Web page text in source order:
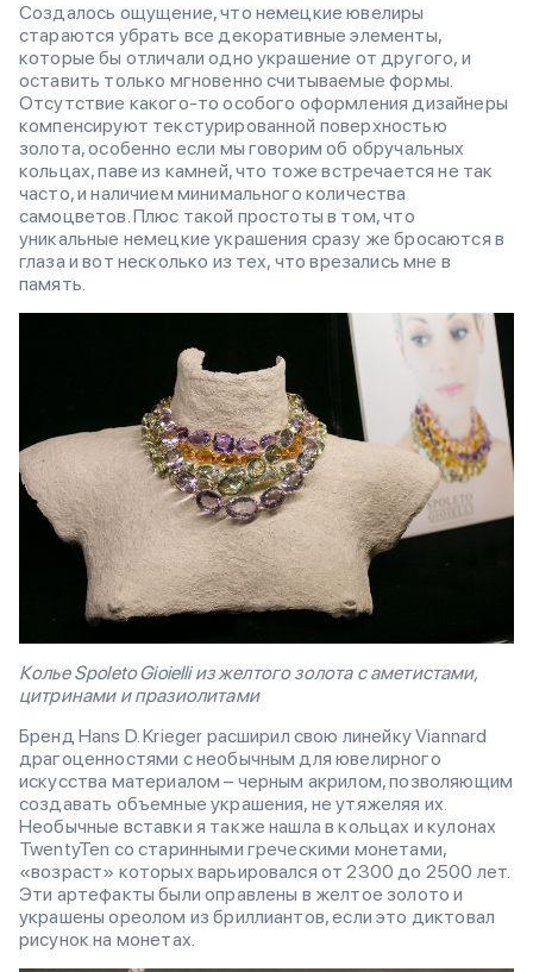
Создалось ощущение, что немецкие ювелиры
стараются убрать все декоративные элементы,
которые бы отличали одно украшение от другого, и
оставить только мгновенно считываемые формы.
Отсутствие какого-то особого оформления дизайнеры
компенсируют текстурированной поверхностью
золота, особенно если мы говорим об обручальных
кольцах, паве из камней, что тоже встречается не так
часто, и наличием минимального количества
самоцветов. Плюс такой простоты в том, что
уникальные немецкие украшения сразу же бросаются в
глаза и вот несколько из тех, что врезались мне в
память.
Колье Spoleto Gioielli из желтого золота с аметистами,
цитринами и празиолитами
Бренд Hans D. Krieger расширил свою линейку Viannard
драгоценностями с необычным для ювелирного
искусства материалом – черным акрилом, позволяющим
создавать объемные украшения, не утяжеляя их.
Необычные вставки я также нашла в кольцах и кулонах
TwentyTen со старинными греческими монетами,
«возраст» которых варьировался от 2300 до 2500 лет.
Эти артефакты были оправлены в желтое золото и
украшены ореолом из бриллиантов, если это диктовал
рисунок на монетах.